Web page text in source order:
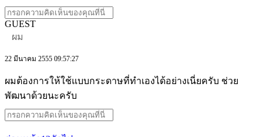
GUEST
ผม
22 มีนาคม 2555 09:57:27
ผมต้องการให้ใช้แบบกระดาษที่ทำเองได้อย่างเนี่ยครับ ช่วย
พัฒนาด้วยนะครับ